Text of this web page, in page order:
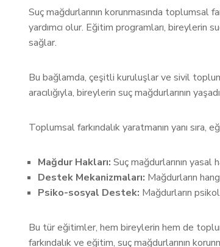
Suç mağdurlarının korunmasında toplumsal
yardımcı olur. Eğitim programları,
sağlar.
Bu bağlamda, çeşitli kuruluşlar ve sivil
aracılığıyla, bireylerin suç mağdurlarının
Toplumsal farkındalık yaratmanın yanı
Mağdur Hakları: Suç mağdurlarının
Destek Mekanizmaları: Mağdurların
Psiko-sosyal Destek: Mağdurların
Bu tür eğitimler, hem bireylerin hem de
farkındalık ve eğitim, suç mağdurlarının